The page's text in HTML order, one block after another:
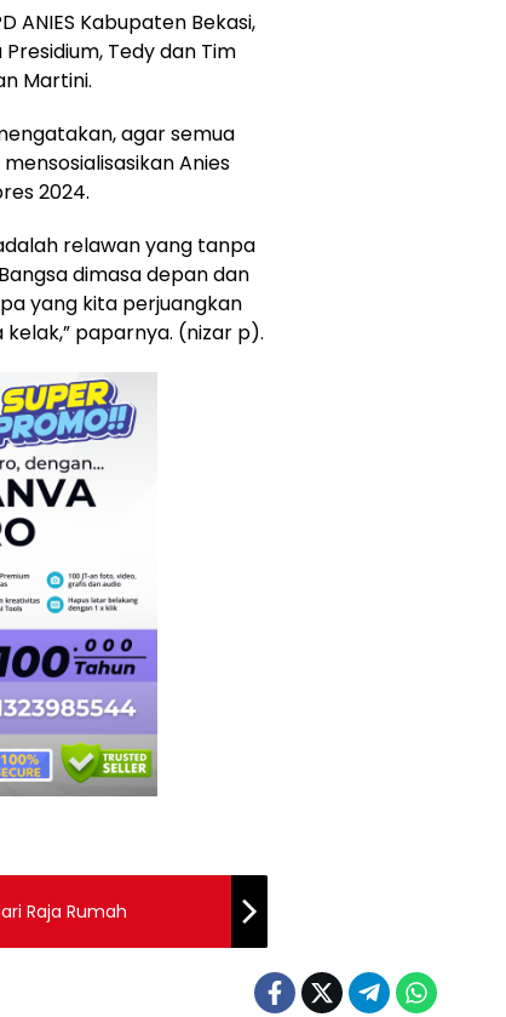
ANIES Kabupaten Bekasi,
Tedy dan Tim
Martini.
agar semua
Anies
2024.
relawan yang tanpa
dimasa depan dan
yang kita perjuangkan
paparnya. (nizar p).
Raja Rumah